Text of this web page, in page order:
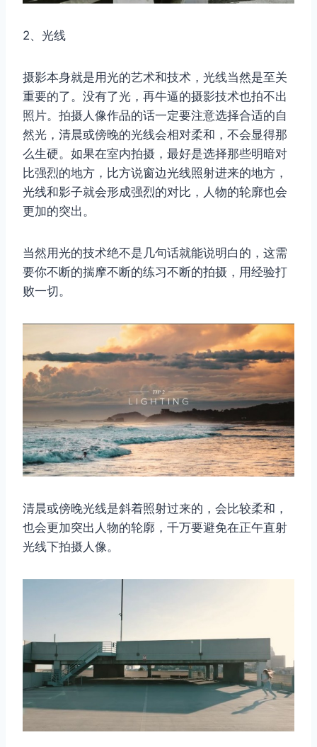
2、光线
摄影本身就是用光的艺术和技术，光线当然是至关
重要的了。没有了光，再牛逼的摄影技术也拍不出
照片。拍摄人像作品的话一定要注意选择合适的自
然光，清晨或傍晚的光线会相对柔和，不会显得那
么生硬。如果在室内拍摄，最好是选择那些明暗对
比强烈的地方，比方说窗边光线照射进来的地方，
光线和影子就会形成强烈的对比，人物的轮廓也会
更加的突出。
当然用光的技术绝不是几句话就能说明白的，这需
要你不断的揣摩不断的练习不断的拍摄，用经验打
败一切。
清晨或傍晚光线是斜着照射过来的，会比较柔和，
也会更加突出人物的轮廓，千万要避免在正午直射
光线下拍摄人像。